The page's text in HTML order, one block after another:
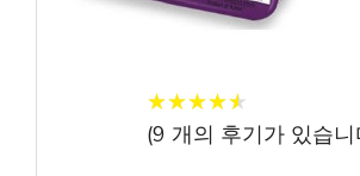
★★★★★
★★★★★
(9 개의 후기가 있습니